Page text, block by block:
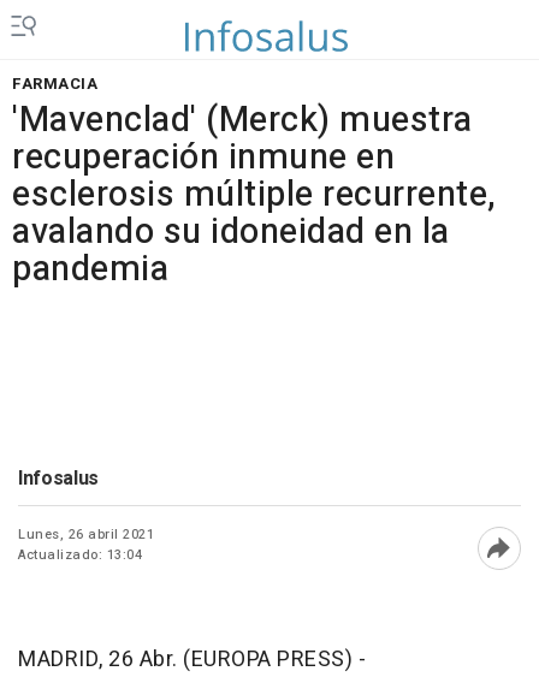
FARMACIA
'Mavenclad' (Merck) muestra
recuperación inmune en
esclerosis múltiple recurrente,
avalando su idoneidad en la
pandemia
Infosalus
Lunes, 26 abril 2021
Actualizado: 13:04
MADRID, 26 Abr. (EUROPA PRESS) -